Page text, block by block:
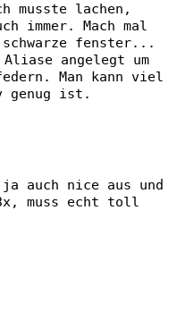
musste lachen,
immer. Mach mal
fenster...
angelegt um
Man kann viel
genug ist.
auch nice aus und
muss echt toll